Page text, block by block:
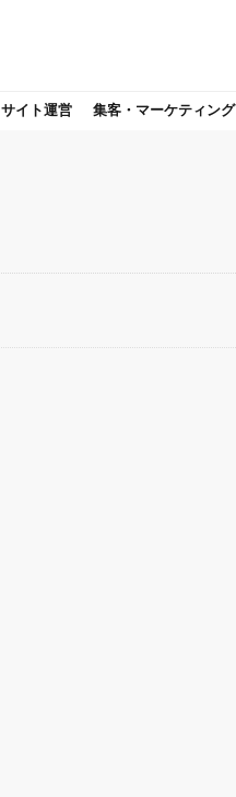
サイト運営 集客・マーケティング